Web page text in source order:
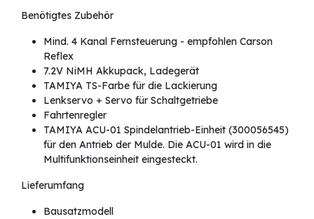
Benötigtes Zubehör
Mind. 4 Kanal Fernsteuerung - empfohlen Carson
Reflex
7.2V NiMH Akkupack, Ladegerät
TAMIYA TS-Farbe für die Lackierung
Lenkservo + Servo für Schaltgetriebe
Fahrtenregler
TAMIYA ACU-01 Spindelantrieb-Einheit (300056545)
für den Antrieb der Mulde. Die ACU-01 wird in die
Multifunktionseinheit eingesteckt.
Lieferumfang
Bausatzmodell